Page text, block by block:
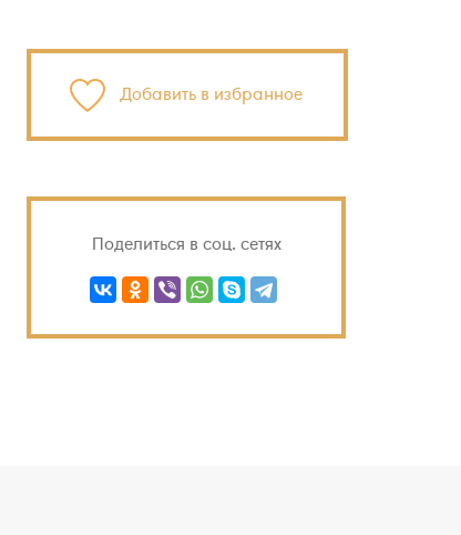
Добавить в избранное
Поделиться в соц. сетях